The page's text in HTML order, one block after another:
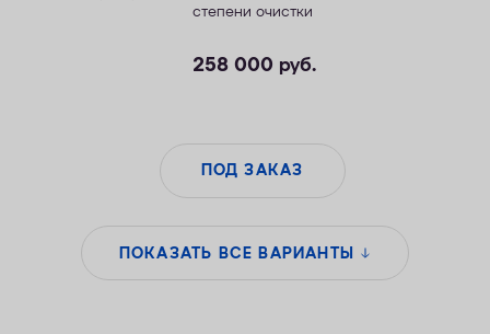
степени очистки
258 000 руб.
ПОД ЗАКАЗ
ПОКАЗАТЬ ВСЕ ВАРИАНТЫ